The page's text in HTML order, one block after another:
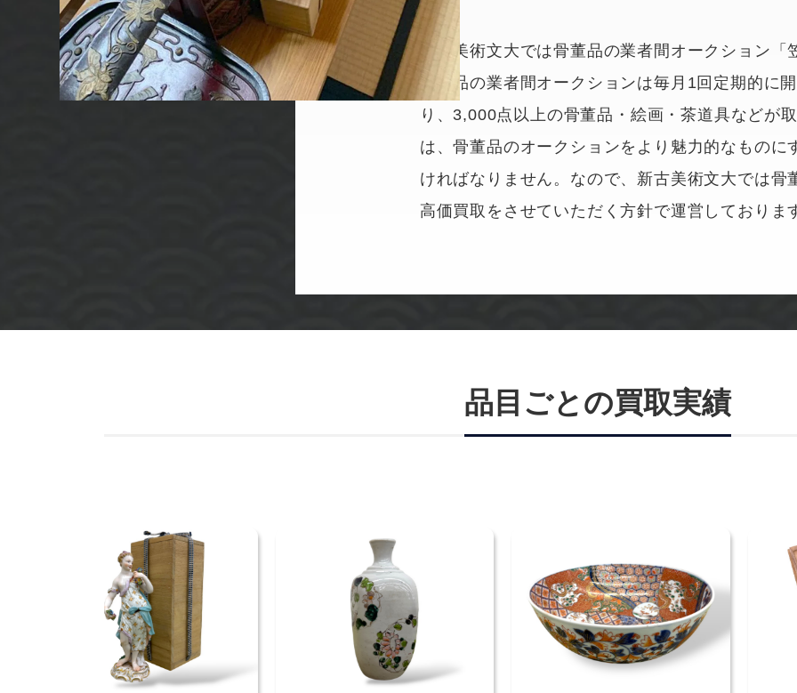
新古美術文大では骨董品の業者間オークション
骨董品の業者間オークションは毎月1回定期的に
り、3,000点以上の骨董品・絵画・茶道具などが
は、骨董品のオークションをより魅力的なもの
ければなりません。なので、新古美術文大では
高価買取をさせていただく方針で運営しておりま
品目ごとの買取実績